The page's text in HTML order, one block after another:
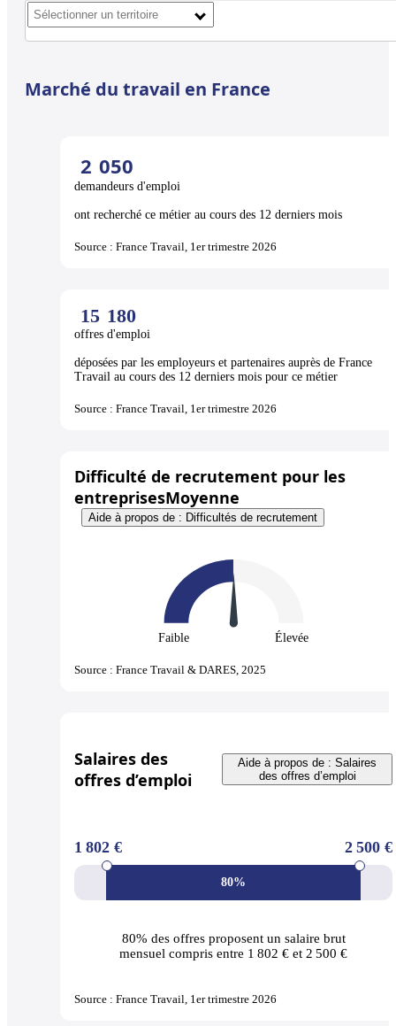
Marché du travail en France
2 050
demandeurs d'emploi
ont recherché ce métier au cours des 12 derniers mois
Source : France Travail, 1er trimestre 2026
15 180
offres d'emploi
déposées par les employeurs et partenaires auprès de France
Travail au cours des 12 derniers mois pour ce métier
Source : France Travail, 1er trimestre 2026
Difficulté de recrutement pour les
entreprisesMoyenne
Aide à propos de : Difficultés de recrutement
Faible Élevée
Source : France Travail & DARES, 2025
Salaires des
offres d’emploi
Aide à propos de : Salaires
des offres d’emploi
80%
1 802 € 2 500 €
80% des offresproposent un salaire brut
mensuel compris entre 1 802 € et 2 500 €
Source : France Travail, 1er trimestre 2026